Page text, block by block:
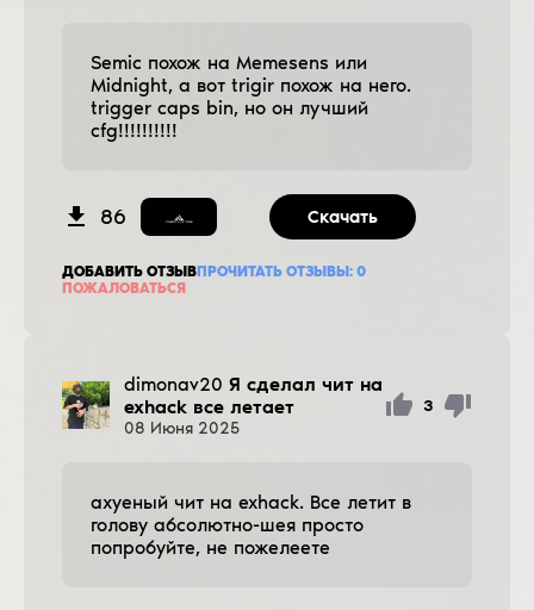
Semic похож на Memesens или
Midnight, а вот trigir похож на него.
trigger caps bin, но он лучший
cfg!!!!!!!!!!
86 Скачать
ДОБАВИТЬ ОТЗЫВПРОЧИТАТЬ ОТЗЫВЫ: 0
ПОЖАЛОВАТЬСЯ
dimonav20 Я сделал чит на
exhack все летает
08 Июня 2025
3
ахуеный чит на exhack. Все летит в
голову абсолютно-шея просто
попробуйте, не пожелеете